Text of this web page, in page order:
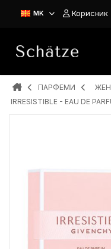
MK Корисник
ПАРФЕМИ
IRRESISTIBLE - EAU DE